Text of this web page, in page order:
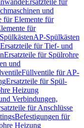
Ersatzteile für
und
für Elemente für
für
AP-Spülkästen
Ersatzteile für Tief- und
Ersatzteile für Spülrohre
und
Füllventile für AP-
Ersatzteile für Spül-
Heizung
Verbindungen,
für Anschlüsse
Befestigungen für
Heizung